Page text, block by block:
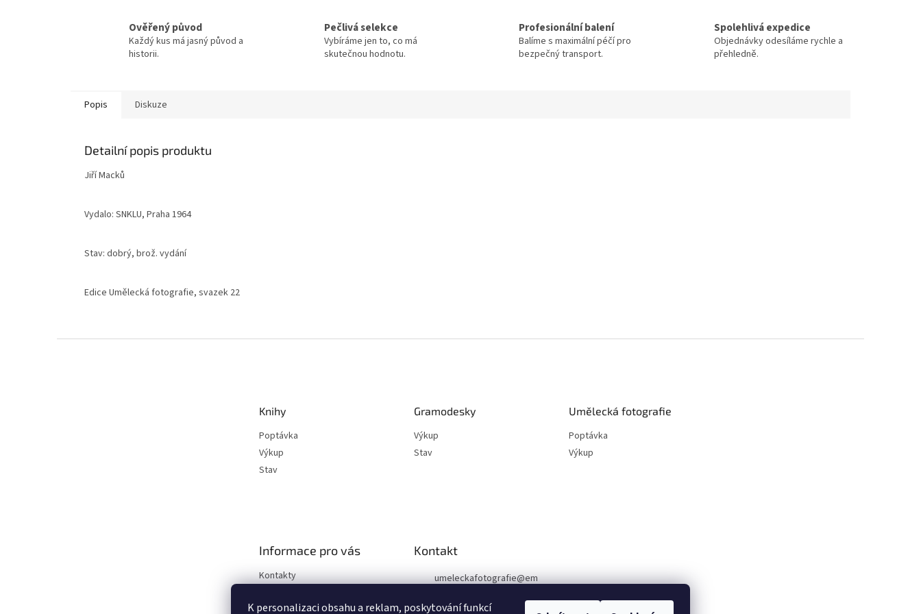
K personalizaci obsahu a reklam, poskytování funkcí
Ověřený původ
Každý kus má jasný původ a
historii.
Pečlivá selekce
Vybíráme jen to, co má
skutečnou hodnotu.
Profesionální balení
Balíme s maximální péčí pro
bezpečný transport.
Spolehlivá expedice
Objednávky odesíláme rychle a
přehledně.
Popis Diskuze
Detailní popis produktu
Jiří Macků
Vydalo: SNKLU, Praha 1964
Stav: dobrý, brož. vydání
Edice Umělecká fotografie, svazek 22
Knihy
Poptávka
Výkup
Stav
Gramodesky
Výkup
Stav
Umělecká fotografie
Poptávka
Výkup
Informace pro vás
Kontakty
Podmínky ochrany osobních
Kontakt
umeleckafotografie@em